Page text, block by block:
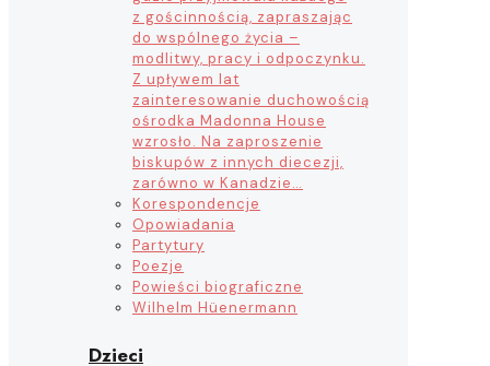
z gościnnością, zapraszając
do wspólnego życia –
modlitwy, pracy i odpoczynku.
Z upływem lat
zainteresowanie duchowością
ośrodka Madonna House
wzrosło. Na zaproszenie
biskupów z innych diecezji,
zarówno w Kanadzie…
Korespondencje
Opowiadania
Partytury
Poezje
Powieści biograficzne
Wilhelm Hüenermann
Dzieci